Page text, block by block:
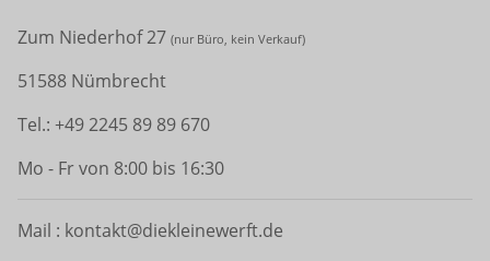
Zum Niederhof 27 (nur Büro, kein Verkauf)
51588 Nümbrecht
Tel.: +49 2245 89 89 670
Mo - Fr von 8:00 bis 16:30
Mail : kontakt@diekleinewerft.de